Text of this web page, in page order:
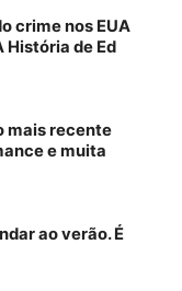
crime nos EUA
História de Ed
mais recente
e muita
ao verão. É